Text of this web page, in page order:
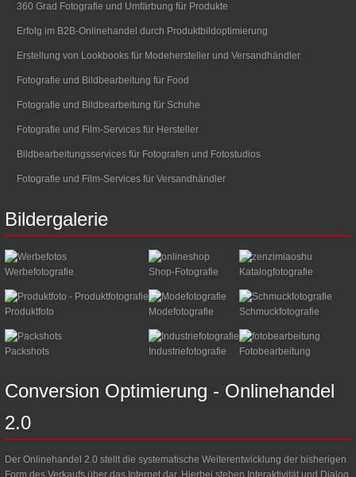
360 Grad Fotografie und Umfärbung für Produkte
Erfolg im B2B-Onlinehandel durch Produktbildoptimierung
Erstellung von Lookbooks für Modehersteller und Versandhändler
Fotografie und Bildbearbeitung für Food
Fotografie und Bildbearbeitung für Schuhe
Fotografie und Film-Services für Hersteller
Bildbearbeitungsservices für Fotografen und Fotostudios
Fotografie und Film-Services für Versandhändler
Bildergalerie
Werbefotografie Shop-Fotografie Katalogfotografie
Produktfoto Modefotografie Schmuckfotografie
Packshots Industriefotografie Fotobearbeitung
Conversion Optimierung - Onlinehandel
2.0
Der Onlinehandel 2.0 stellt die systematische Weiterentwicklung der bisherigen